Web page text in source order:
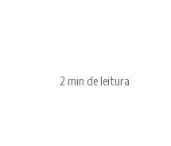
2 min de leitura